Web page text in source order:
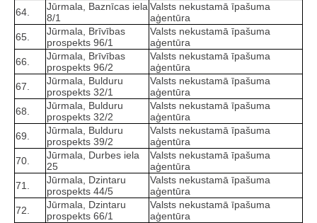
64.
Jūrmala, Baznīcas iela
8/1
Valsts nekustamā īpašuma
aģentūra
65.
Jūrmala, Brīvības
prospekts 96/1
Valsts nekustamā īpašuma
aģentūra
66.
Jūrmala, Brīvības
prospekts 96/2
Valsts nekustamā īpašuma
aģentūra
67.
Jūrmala, Bulduru
prospekts 32/1
Valsts nekustamā īpašuma
aģentūra
68.
Jūrmala, Bulduru
prospekts 32/2
Valsts nekustamā īpašuma
aģentūra
69.
Jūrmala, Bulduru
prospekts 39/2
Valsts nekustamā īpašuma
aģentūra
70.
Jūrmala, Durbes iela
25
Valsts nekustamā īpašuma
aģentūra
71.
Jūrmala, Dzintaru
prospekts 44/5
Valsts nekustamā īpašuma
aģentūra
72.
Jūrmala, Dzintaru
prospekts 66/1
Valsts nekustamā īpašuma
aģentūra